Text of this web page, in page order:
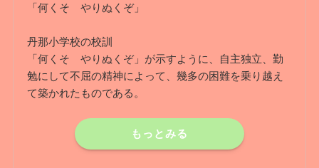
「何くそ やりぬくぞ」
丹那小学校の校訓
「何くそ やりぬくぞ」が示すように、自主独立、勤
勉にして不屈の精神によって、幾多の困難を乗り越え
て築かれたものである。
もっとみる